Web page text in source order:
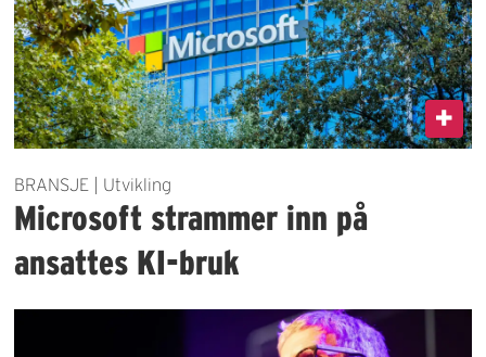
BRANSJE | Utvikling
Microsoft strammer inn på
ansattes KI-bruk